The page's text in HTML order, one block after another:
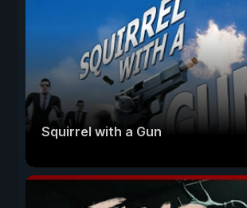
Squirrel with a Gun